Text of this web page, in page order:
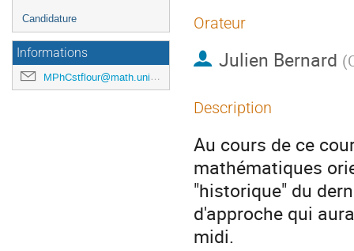
Candidature
Informations
MPhCstflour@math.univ-toulouse.fr
Orateur
Julien Bernard (
Description
Au cours de ce
mathématiques
"historique" du
d'approche qui
midi.